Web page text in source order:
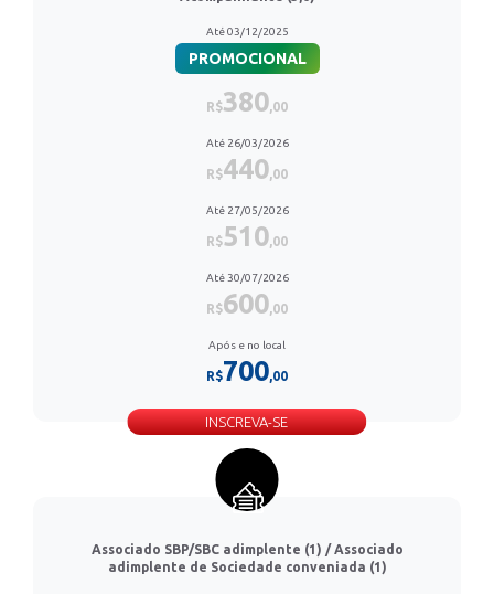
Até 03/12/2025
PROMOCIONAL
R$380,00
Até 26/03/2026
R$440,00
Até 27/05/2026
R$510,00
Até 30/07/2026
R$600,00
Após e no local
R$700,00
INSCREVA-SE
Associado SBP/SBC adimplente (1) / Associado
adimplente de Sociedade conveniada (1)